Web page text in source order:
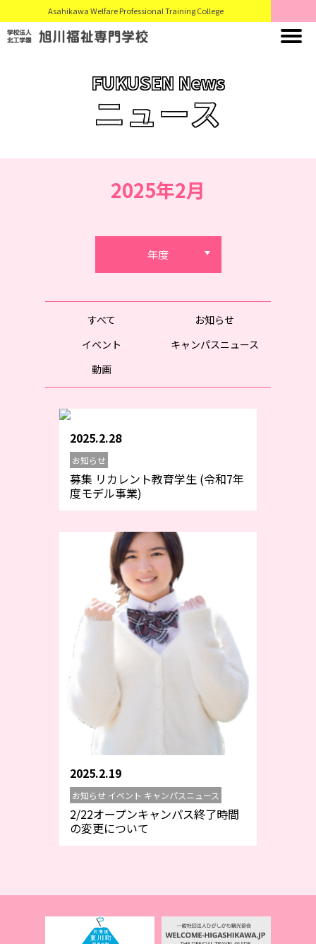
Asahikawa Welfare Professional Training College
FUKUSEN News
ニュース
2025年2月
年度
すべて
お知らせ
イベント
キャンパスニュース
動画
2025.2.28
お知らせ
募集 リカレント教育学生 (令和7年
度モデル事業)
2025.2.19
お知らせ イベント キャンパスニュース
2/22オープンキャンパス終了時間
の変更について